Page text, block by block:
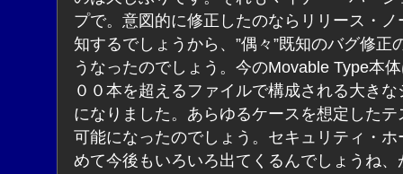
プで。意図的に修正したのならリリース・ノ
知するでしょうから、”偶々”既知のバグ修正
うなったのでしょう。今のMovable Type本
００本を超えるファイルで構成される大きな
になりました。あらゆるケースを想定したテ
可能になったのでしょう。セキュリティ・ホ
めて今後もいろいろ出てくるんでしょうね、